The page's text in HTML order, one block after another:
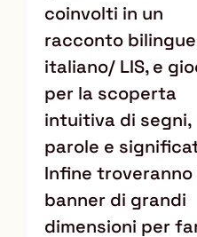
coinvolti in un
racconto bilingue
italiano/ LIS, e
per la scoperta
intuitiva di segni,
parole e
Infine troveranno
banner di grandi
dimensioni per